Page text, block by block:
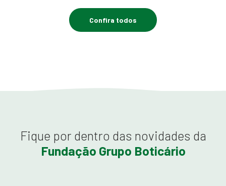
Confira todos
Fique por dentro das novidades da
Fundação Grupo Boticário